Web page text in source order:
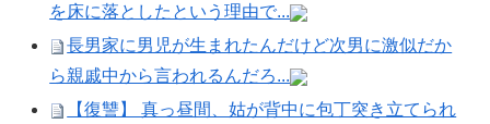
を床に落としたという理由で...
長男家に男児が生まれたんだけど次男に激似だか
ら親戚中から言われるんだろ...
【復讐】 真っ昼間、姑が背中に包丁突き立てられ